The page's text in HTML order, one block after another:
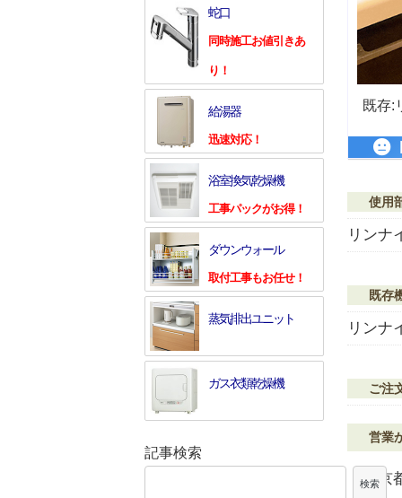
既存:
使用
リンナ
既存
リンナ
ご注
営業
東京
蛇口
同時施工お値引きあ
り！
給湯器
迅速対応！
浴室換気乾燥機
工事パックがお得！
ダウンウォール
取付工事もお任せ！
蒸気排出ユニット
ガス衣類乾燥機
記事検索
検索